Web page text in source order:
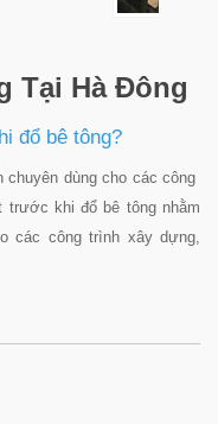
Tại Hà Đông
đổ bê tông?
chuyên dùng cho các công
trước khi đổ bê tông nhằm
các công trình xây dựng,